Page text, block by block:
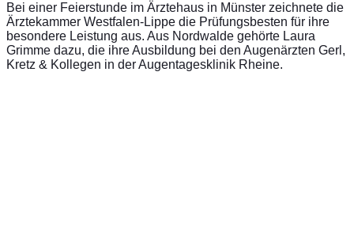
Bei einer Feierstunde im Ärztehaus in Münster zeichnete die
Ärztekammer Westfalen-Lippe die Prüfungsbesten für ihre
besondere Leistung aus. Aus Nordwalde gehörte Laura
Grimme dazu, die ihre Ausbildung bei den Augenärzten Gerl,
Kretz & Kollegen in der Augentagesklinik Rheine.